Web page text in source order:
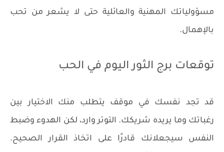
مسؤولياتك المهنية والعائلية حتى لا يشعر من تحب
بالإهمال.
توقعات برج الثور اليوم في الحب
قد تجد نفسك في موقف يتطلب منك الاختيار بين
رغباتك وما يريده شريكك. التوتر وارد، لكن الهدوء وضبط
النفس سيجعلانك قادرًا على اتخاذ القرار الصحيح.